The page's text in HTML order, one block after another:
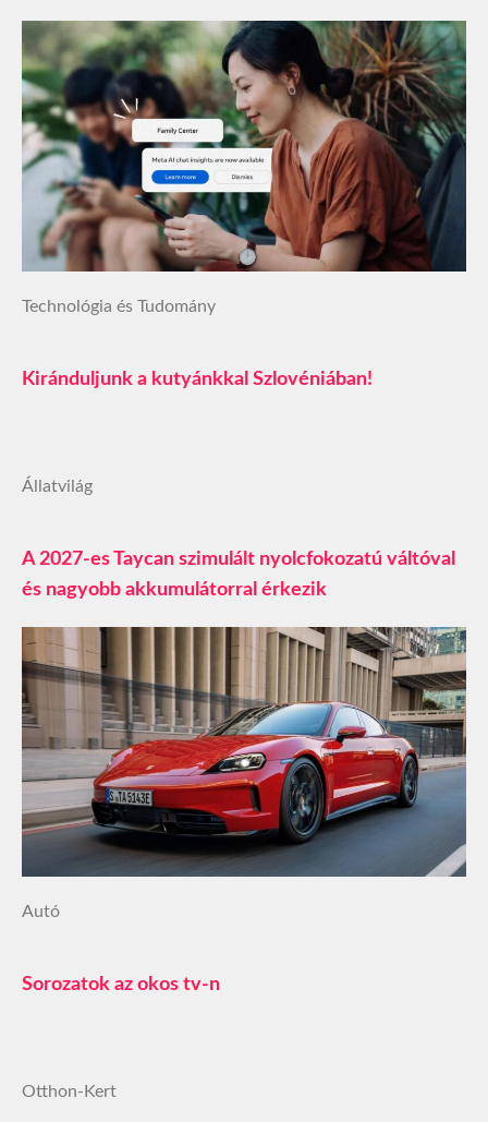
Technológia és Tudomány
Kiránduljunk a kutyánkkal Szlovéniában!
Állatvilág
A 2027-es Taycan szimulált nyolcfokozatú váltóval
és nagyobb akkumulátorral érkezik
Autó
Sorozatok az okos tv-n
Otthon-Kert